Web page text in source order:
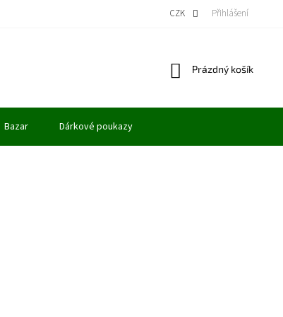
VÝKUP MODELŮ
CZK Přihlášení
Nákupní
Prázdný košík
Bazar Dárkové poukazy